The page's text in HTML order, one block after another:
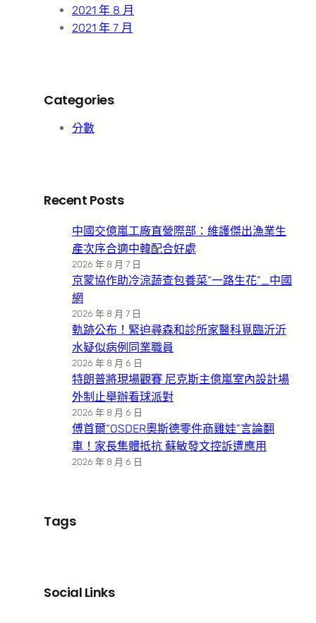
2021 年 8 月
2021 年 7 月
Categories
分數
Recent Posts
中國交億嵐工廠直營際部：維護傑出漁業生
產次序合適中韓配合好處
2026 年 8 月 7 日
京蒙協作助冷涼蔬查包養菜“一路生花”_中國
網
2026 年 8 月 7 日
軌跡公布！緊迫尋森和診所家醫科覓臨沂沂
水疑似病例同業職員
2026 年 8 月 6 日
特朗普將現場觀賽 尼克斯主億嵐室內設計場
外制止舉辦看球派對
2026 年 8 月 6 日
傅首爾“OSDER奧斯德零件商雞娃”言論翻
車！家長集體抵抗 蘇敏發文控訴遭應用
2026 年 8 月 6 日
Tags
Social Links